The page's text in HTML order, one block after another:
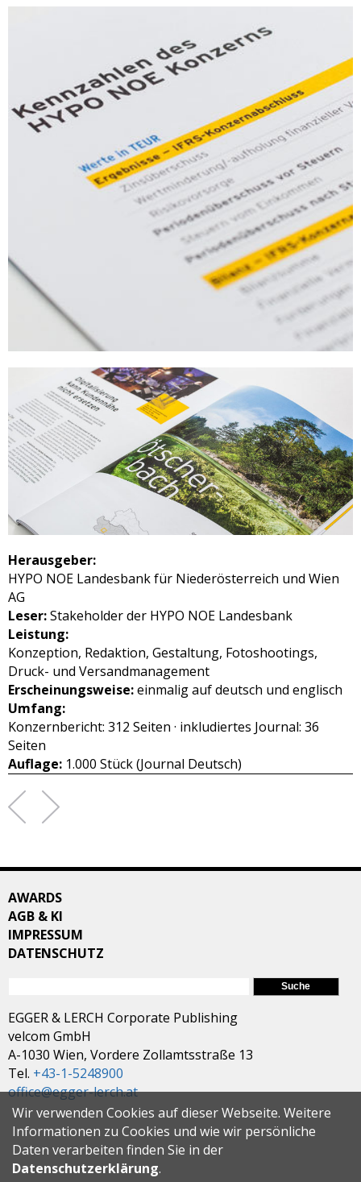
Herausgeber:
HYPO NOE Landesbank für Niederösterreich und Wien
AG
Leser:Stakeholder der HYPO NOE Landesbank
Leistung:
Konzeption, Redaktion, Gestaltung, Fotoshootings,
Druck- und Versandmanagement
Erscheinungsweise:einmalig auf deutsch und englisch
Umfang:
Konzernbericht: 312 Seiten · inkludiertes Journal: 36
Seiten
Auflage: 1.000 Stück (Journal Deutsch)
AWARDS
AGB & KI
IMPRESSUM
DATENSCHUTZ
EGGER & LERCH Corporate Publishing
velcom GmbH
A-1030 Wien, Vordere Zollamtsstraße 13
Tel. +43-1-5248900
office@egger-lerch.at
Wir verwenden Cookies auf dieser Webseite. Weitere
Informationen zu Cookies und wie wir persönliche
Daten verarbeiten finden Sie in der
Datenschutzerklärung.